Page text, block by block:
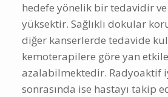
hedefe yönelik bir tedavidir ve
yüksektir. Sağlıklı dokular
diğer kanserlerde tedavide
kemoterapilere göre yan
azalabilmektedir. Radyoaktif
sonrasında ise hastayı takip